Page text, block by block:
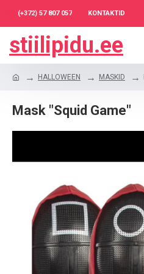
(+372) 57 807 057 KONTAKTID
stiilipidu.ee
HALLOWEEN MASKID
Mask "Squid Game"